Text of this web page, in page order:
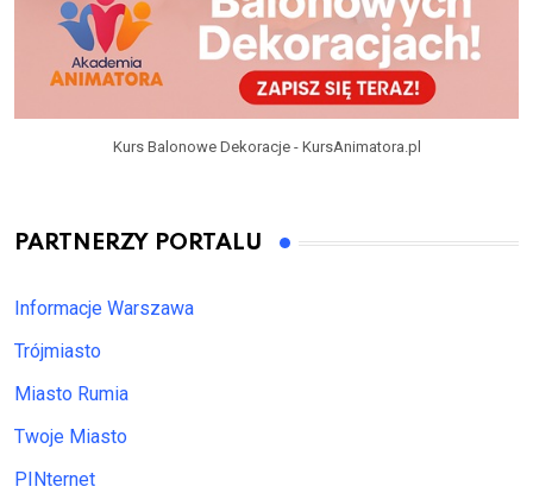
Kurs Balonowe Dekoracje - KursAnimatora.pl
PARTNERZY PORTALU
Informacje Warszawa
Trójmiasto
Miasto Rumia
Twoje Miasto
PINternet